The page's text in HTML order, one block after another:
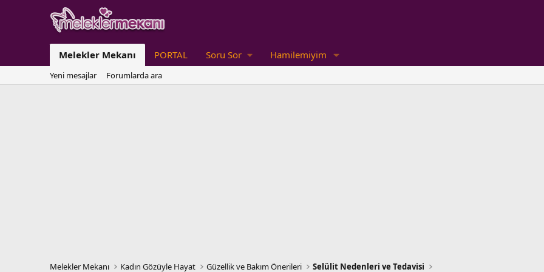
Melekler Mekanı PORTAL Soru Sor Hamilemiyim
Yeni mesajlar Forumlarda ara
Melekler Mekanı Kadın Gözüyle Hayat Güzellik ve Bakım Önerileri Selülit Nedenleri ve Tedavisi